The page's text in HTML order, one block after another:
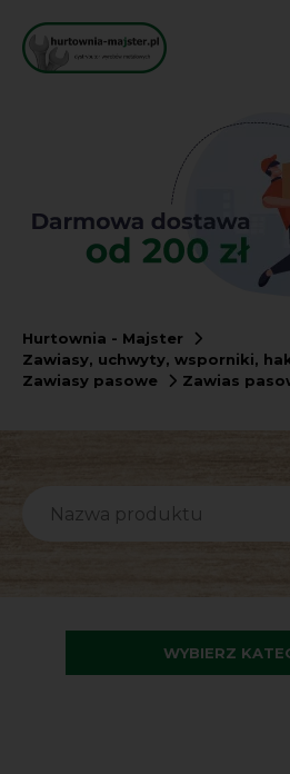
Hurtownia - Majster
Zawiasy, uchwyty, wsporniki,
Zawiasy pasowe
Zawias
WYBIERZ